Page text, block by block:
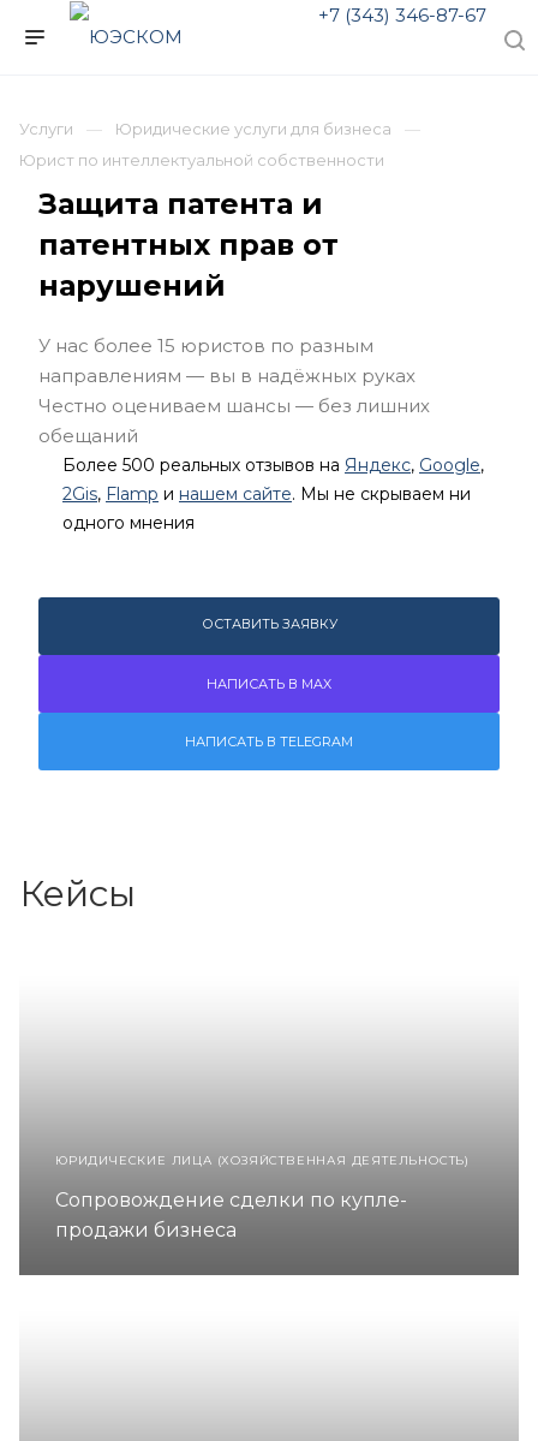
+7 (343) 346-87-67
Услуги
Юридические услуги для бизнеса
Юрист по интеллектуальной собственности
Защита патента и
патентных прав от
нарушений
У нас более 15 юристов по разным
направлениям — вы в надёжных руках
Честно оцениваем шансы — без лишних
обещаний
Более 500 реальных отзывов на Яндекс, Google,
2Gis, Flamp и нашем сайте. Мы не скрываем ни
одного мнения
ОСТАВИТЬ ЗАЯВКУ
НАПИСАТЬ В MAX
НАПИСАТЬ В TELEGRAM
Кейсы
ЮРИДИЧЕСКИЕ ЛИЦА (ХОЗЯЙСТВЕННАЯ ДЕЯТЕЛЬНОСТЬ)
Сопровождение сделки по купле-
продажи бизнеса